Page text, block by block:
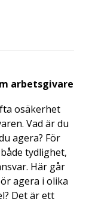
arbetsgivare
osäkerhet
Vad är du
agera? För
tydlighet,
Här går
agera i olika
Det är ett